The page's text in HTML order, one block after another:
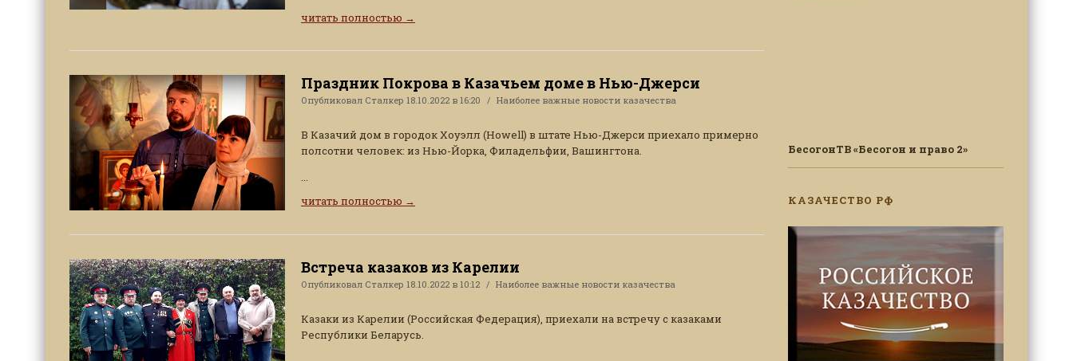
читать полностью →
Праздник Покрова в Казачьем доме в Нью-Джерси
Опубликовал Сталкер 18.10.2022 в 16:20 Наиболее важные новости казачества
В Казачий дом в городок Хоуэлл (Howell) в штате Нью-Джерси приехало примерно
полсотни человек: из Нью-Йорка, Филадельфии, Вашингтона.
читать полностью →
Встреча казаков из Карелии
Опубликовал Сталкер 18.10.2022 в 10:12 Наиболее важные новости казачества
Казаки из Карелии (Российская Федерация), приехали на встречу с казаками
Республики Беларусь.
БесогонТВ «Бесогон и право 2»
КАЗАЧЕСТВО РФ